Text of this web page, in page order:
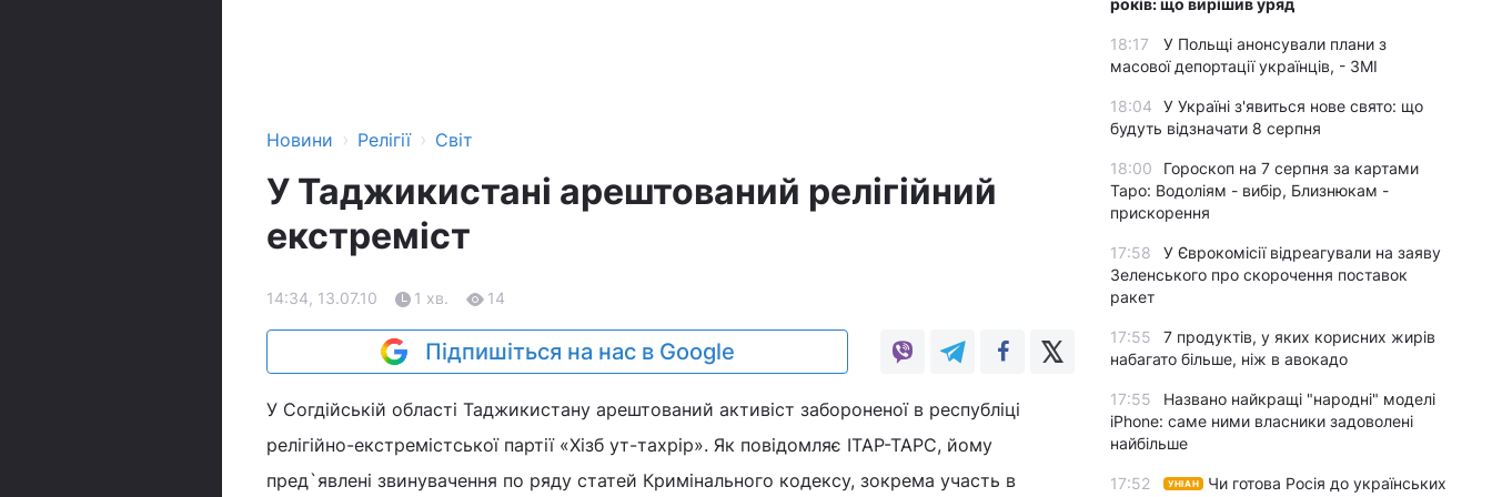
Новини › Релігії › Світ
У Таджикистані арештований релігійний
екстреміст
14:34, 13.07.10 1 хв. 14
Підпишіться на нас в Google
У Согдійській області Таджикистану арештований активіст забороненої в республіці
релігійно-екстремістської партії «Хізб ут-тахрір». Як повідомляє ІТАР-ТАРС, йому
пред`явлені звинувачення по ряду статей Кримінального кодексу, зокрема участь в
років: що вирішив уряд
18:17
У Польщі анонсували плани з
масової депортації українців, - ЗМІ
18:04
У Україні з'явиться нове свято: що
будуть відзначати 8 серпня
18:00
Гороскоп на 7 серпня за картами
Таро: Водоліям - вибір, Близнюкам -
прискорення
17:58
У Єврокомісії відреагували на заяву
Зеленського про скорочення поставок
ракет
17:55
7 продуктів, у яких корисних жирів
набагато більше, ніж в авокадо
17:55
Названо найкращі "народні" моделі
iPhone: саме ними власники задоволені
найбільше
17:52 УНІАН
Чи готова Росія до українських